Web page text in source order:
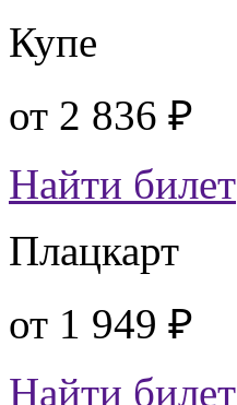
Купе
от 2 836 ₽
Найти билет
Плацкарт
от 1 949 ₽
Найти билет